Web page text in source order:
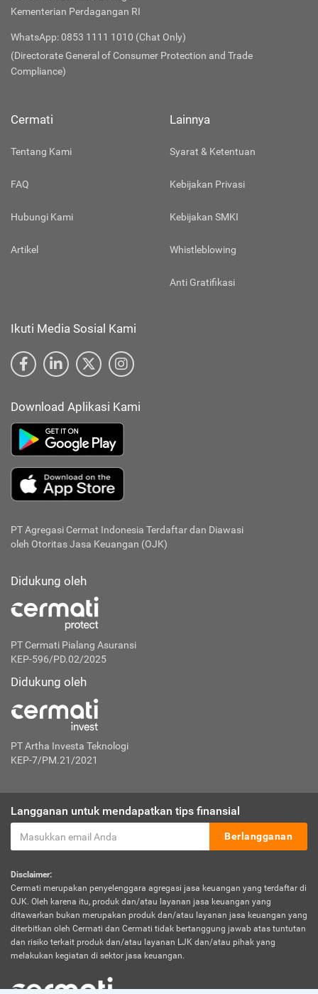
Kementerian Perdagangan RI
WhatsApp: 0853 1111 1010 (Chat Only)
(Directorate General of Consumer Protection and Trade
Compliance)
Cermati
Tentang Kami
FAQ
Hubungi Kami
Artikel
Lainnya
Syarat & Ketentuan
Kebijakan Privasi
Kebijakan SMKI
Whistleblowing
Anti Gratifikasi
Ikuti Media Sosial Kami
Download Aplikasi Kami
PT Agregasi Cermat Indonesia Terdaftar dan Diawasi
oleh Otoritas Jasa Keuangan (OJK)
Didukung oleh
PT Cermati Pialang Asuransi
KEP-596/PD.02/2025
Didukung oleh
PT Artha Investa Teknologi
KEP-7/PM.21/2021
Langganan untuk mendapatkan tips finansial
Berlangganan
Disclaimer:
Cermati merupakan penyelenggara agregasi jasa keuangan yang terdaftar di
OJK. Oleh karena itu, produk dan/atau layanan jasa keuangan yang
ditawarkan bukan merupakan produk dan/atau layanan jasa keuangan yang
diterbitkan oleh Cermati dan Cermati tidak bertanggung jawab atas tuntutan
dan risiko terkait produk dan/atau layanan LJK dan/atau pihak yang
melakukan kegiatan di sektor jasa keuangan.